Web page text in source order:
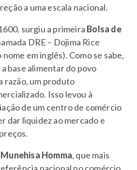
a uma escala nacional.
surgiu a primeira Bolsa de
DRE – Dojima Rice
nome em inglês). Como se sabe,
base alimentar do povo
razão, um produto
Isso levou à
de um centro de comércio
dar liquidez ao mercado e
Munehisa Homma, que mais
nacional no comércio